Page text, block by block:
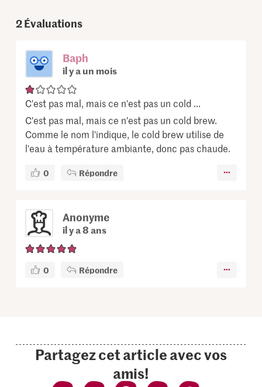
2Évaluations
Baph
il y a un mois
C'est pas mal, mais ce n'est pas un cold ...
C'est pas mal, mais ce n'est pas un cold brew.
Comme le nom l'indique, le cold brew utilise de
l'eau à température ambiante, donc pas chaude.
0 Répondre
Anonyme
il y a 8 ans
0 Répondre
Partagez cet article avec vos
amis!